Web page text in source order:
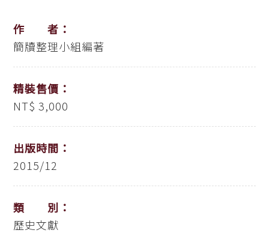
作 者：
簡牘整理小組編著
精裝售價：
NT$ 3,000
出版時間：
2015/12
類 別：
歷史文獻